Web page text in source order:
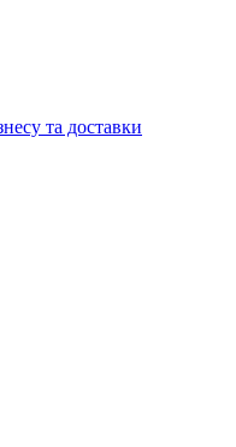
та доставки